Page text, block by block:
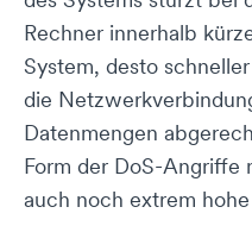
Rechner innerhalb
System, desto
die
Datenmengen
Form der DoS-Angriffe
auch noch extrem